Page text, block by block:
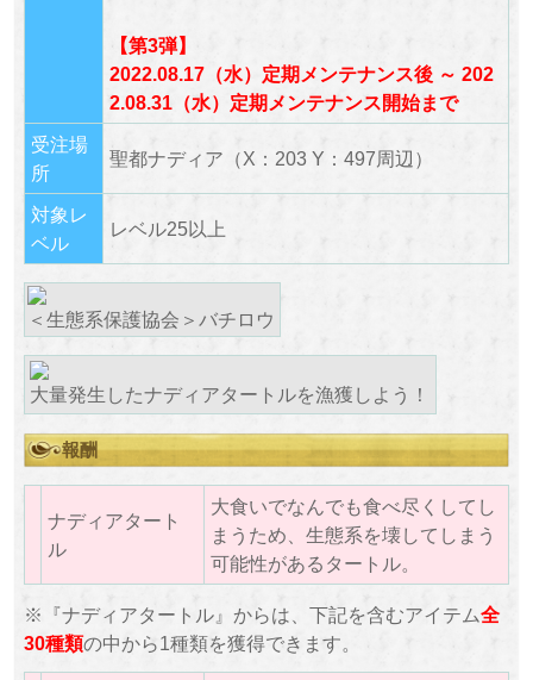
【第3弾】
2022.08.17（水）定期メンテナンス後 ～ 202
2.08.31（水）定期メンテナンス開始まで
受注場
所
聖都ナディア（X：203 Y：497周辺）
対象レ
ベル
レベル25以上
＜生態系保護協会＞バチロウ
大量発生したナディアタートルを漁獲しよう！
報酬
ナディアタート
ル
大食いでなんでも食べ尽くしてし
まうため、生態系を壊してしまう
可能性があるタートル。
※『ナディアタートル』からは、下記を含むアイテム全
30種類の中から1種類を獲得できます。